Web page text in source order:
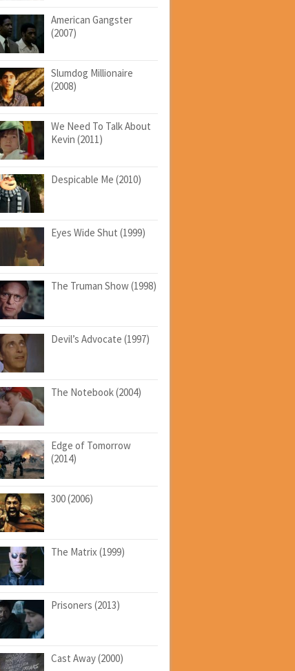
American Gangster
(2007)
Slumdog Millionaire
(2008)
We Need To Talk About
Kevin (2011)
Despicable Me (2010)
Eyes Wide Shut (1999)
The Truman Show (1998)
Devil’s Advocate (1997)
The Notebook (2004)
Edge of Tomorrow
(2014)
300 (2006)
The Matrix (1999)
Prisoners (2013)
Cast Away (2000)